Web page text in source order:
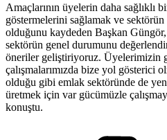
Amaçlarının üyelerin daha sağlıklı
göstermelerini sağlamak ve
olduğunu kaydeden Başkan
sektörün genel durumunu
öneriler geliştiriyoruz. Üyelerimizin
çalışmalarımızda bize yol gösterici
olduğu gibi emlak sektöründe de
üretmek için var gücümüzle
konuştu.